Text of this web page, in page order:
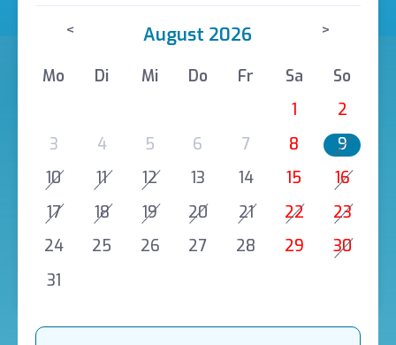
< August 2026 >
Mo Di Mi Do Fr Sa
So
1
2
3
4 5 6 7 8
9
10
11 12 13 14 15
16
17
18 19 20 21 22
23
24
25 26 27 28 29
30
31